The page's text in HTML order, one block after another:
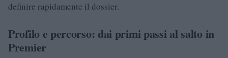
definire rapidamente il dossier.
Profilo e percorso: dai primi passi al salto in
Premier